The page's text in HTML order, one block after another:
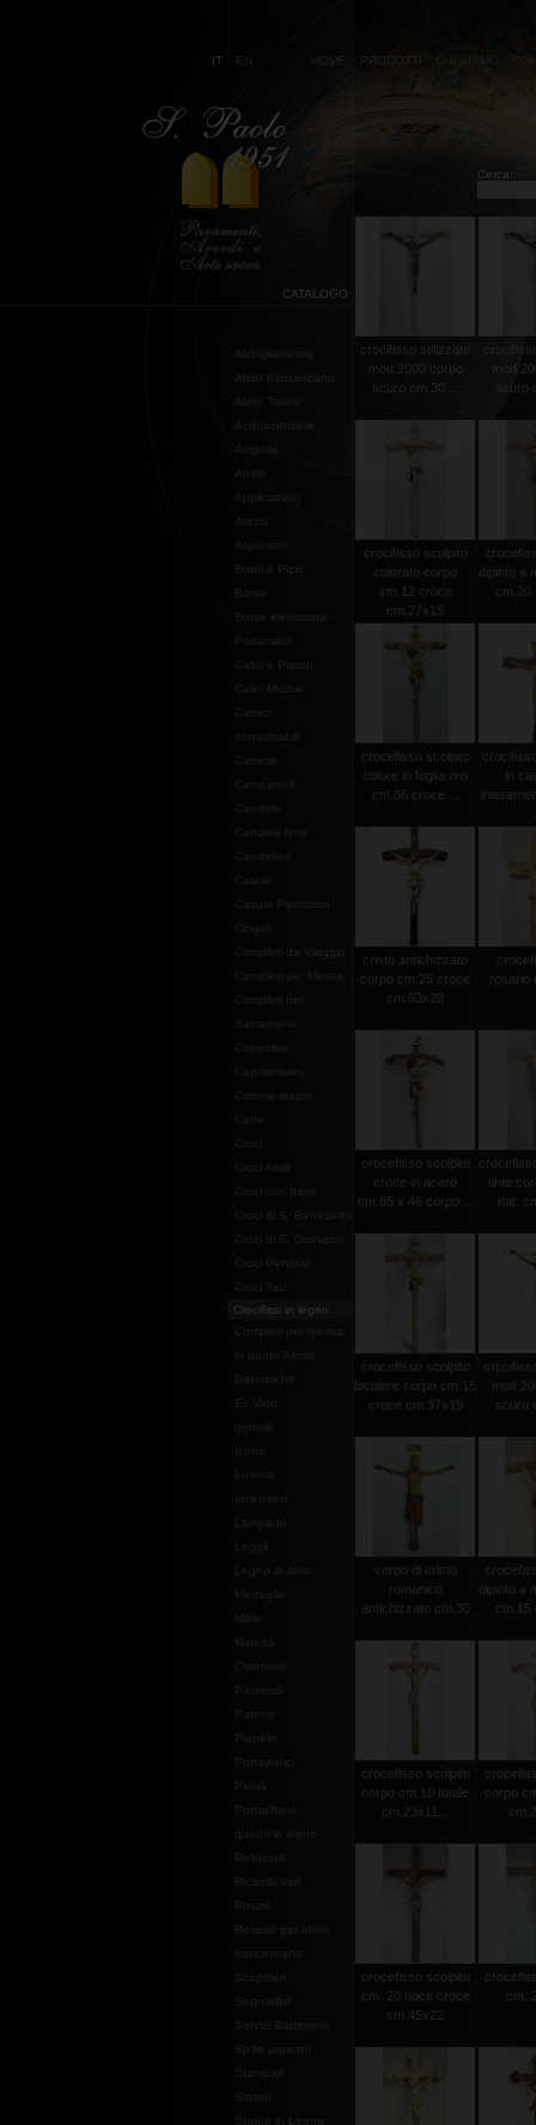
IT EN HOME PRODOTTI CHI SIAMO
Cerca:
CATALOGO
Abbigliamento
Abito francescano
Abito Talare
Acquasantiere
Ampolle
Anelli
Applicazioni
Arazzi
Aspersori
Bordi e Pizzi
Borse
Borse elemosina-
Portacalici
Calici e Pissidi
Calici Molina
Campanelli
Candele
Candele finte
Candelieri
Casule
Casule Pietrobon
Cingoli
Completi da Viaggio
Completi per Messa
Completi per
Sacramenti
Copertine
Copriamboni
Corone statue
Cotte
Croci
Croci Astili
Croci con base
Croci di S. Benedetto
Croci di S. Damiano
Croci Pettorali
Croci Tau
Crocifissi in legno
Completi per messa
in punto Assisi
Dalmatiche
Ex Voto
gemelli
Leggii
Legno di olivo
Medaglie
Mitrie
Natività
Ostensori
Pastorali
Patene
Pianete
Portaviatici
Piviali
Portachiavi
quadri in legno
Reliquiari
Ricambi vari
Rosari
Rosario per abito
francescano
Scapolari
Segnalibri
Servizi Battesimo
Spille argento
Stampati
Statue
Statue in Legno
crocifisso stilizzato
mod.2000 corpo
scuro cm.30 ...
scuro
crocifisso scolpito
colorato corpo
cm.12 croce
cm.27x15
dipinto a
cm.20
crocefisso scolpito
colore in foglia oro
cm.36 croce ...
in
cristo antichizzato
corpo cm.25 croce
cm.53x28
rosario
crocefisso scolpito
croce in acero
cm.85 x 46 corpo ...
tinte
nat.
crocefisso scolpito
bicolore corpo cm.15
croce cm.37x19
scuro
corpo di cristo
romanico
antichizzato cm.30
dipinto a
cm.15
crocefisso scolpito
corpo cm.10 totale
cm.23x11...
corpo
crocefisso scolpito
cm. 20 noce croce
cm.45x22
cm.